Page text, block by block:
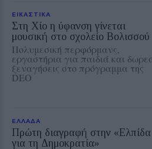
ΕΙΚΑΣΤΙΚΑ
Στη Χίο η ύφανση γίνεται
μουσική στο σχολείο Βολισσού
Πολυμεσική περφόρμανς,
εργαστήρια για παιδιά και
ξεναγήσεις στο πρόγραμμα της
DEO
ΕΛΛΑΔΑ
Πρώτη διαγραφή στην «Ελπίδα
για τη Δημοκρατία»